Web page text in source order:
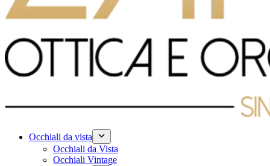
Occhiali da vista
Occhiali da Vista
Occhiali Vintage